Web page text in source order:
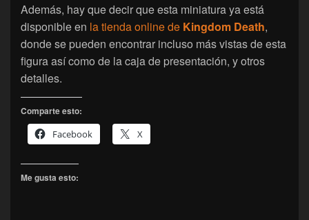
Además, hay que decir que esta miniatura ya está
disponible en la tienda online de Kingdom Death,
donde se pueden encontrar incluso más vistas de esta
figura así como de la caja de presentación, y otros
detalles.
Comparte esto:
Facebook
X
Me gusta esto: